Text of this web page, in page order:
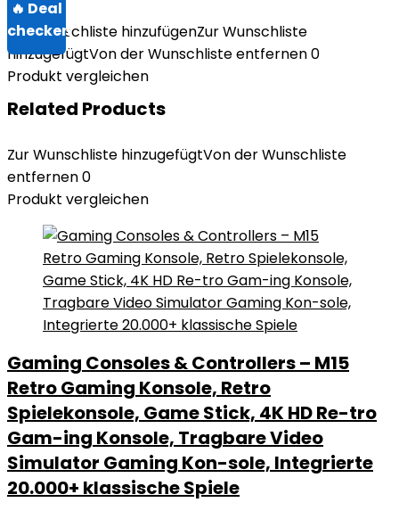
Zur Wunschliste hinzufügenZur Wunschliste
hinzugefügtVon der Wunschliste entfernen0
Produkt vergleichen
Related Products
Zur Wunschliste hinzugefügtVon der Wunschliste
entfernen0
Produkt vergleichen
Gaming Consoles & Controllers – M15
Retro Gaming Konsole, Retro
Spielekonsole, Game Stick, 4K HD Re-tro
Gam-ing Konsole, Tragbare Video
Simulator Gaming Kon-sole, Integrierte
20.000+ klassische Spiele